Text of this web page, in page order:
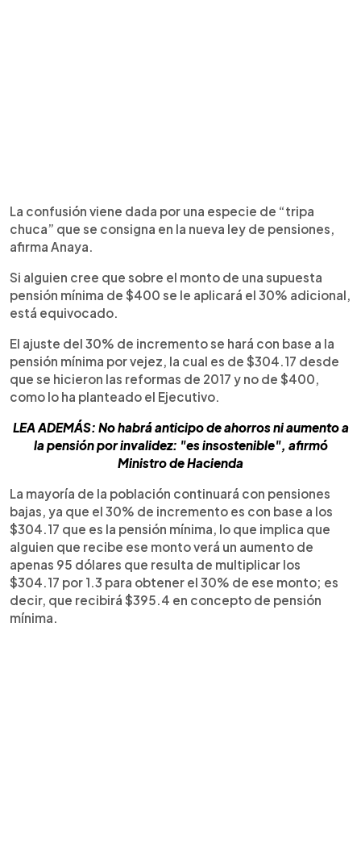
La confusión viene dada por una especie de “tripa
chuca” que se consigna en la nueva ley de pensiones,
afirma Anaya.
Si alguien cree que sobre el monto de una supuesta
pensión mínima de $400 se le aplicará el 30% adicional,
está equivocado.
El ajuste del 30% de incremento se hará con base a la
pensión mínima por vejez, la cual es de $304.17 desde
que se hicieron las reformas de 2017 y no de $400,
como lo ha planteado el Ejecutivo.
LEA ADEMÁS: No habrá anticipo de ahorros ni aumento a
la pensión por invalidez: "es insostenible", afirmó
Ministro de Hacienda
La mayoría de la población continuará con pensiones
bajas, ya que el 30% de incremento es con base a los
$304.17 que es la pensión mínima, lo que implica que
alguien que recibe ese monto verá un aumento de
apenas 95 dólares que resulta de multiplicar los
$304.17 por 1.3 para obtener el 30% de ese monto; es
decir, que recibirá $395.4 en concepto de pensión
mínima.